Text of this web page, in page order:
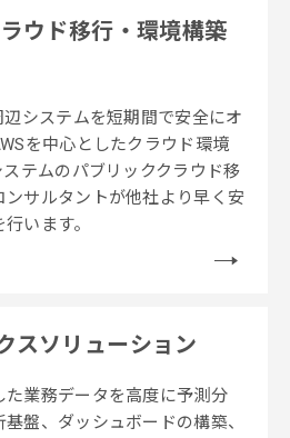
ウド移行・環境構築
システムを短期間で安全にオ
を中心としたクラウド環境
テムのパブリッククラウド移
サルタントが他社より早く安
います。
スソリューション
業務データを高度に予測分
盤、ダッシュボードの構築、